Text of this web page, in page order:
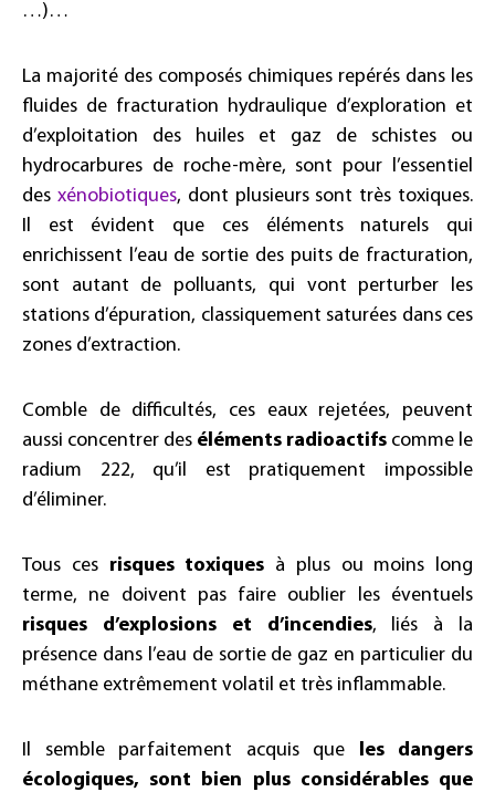
…)…
La majorité des composés chimiques repérés dans les
fluides de fracturation hydraulique d’exploration et
d’exploitation des huiles et gaz de schistes ou
hydrocarbures de roche-mère, sont pour l’essentiel
des xénobiotiques, dont plusieurs sont très toxiques.
Il est évident que ces éléments naturels qui
enrichissent l’eau de sortie des puits de fracturation,
sont autant de polluants, qui vont perturber les
stations d’épuration, classiquement saturées dans ces
zones d’extraction.
Comble de difficultés, ces eaux rejetées, peuvent
aussi concentrer des éléments radioactifs comme le
radium 222, qu’il est pratiquement impossible
d’éliminer.
Tous ces risques toxiques à plus ou moins long
terme, ne doivent pas faire oublier les éventuels
risques d’explosions et d’incendies, liés à la
présence dans l’eau de sortie de gaz en particulier du
méthane extrêmement volatil et très inflammable.
Il semble parfaitement acquis que les dangers
écologiques, sont bien plus considérables que